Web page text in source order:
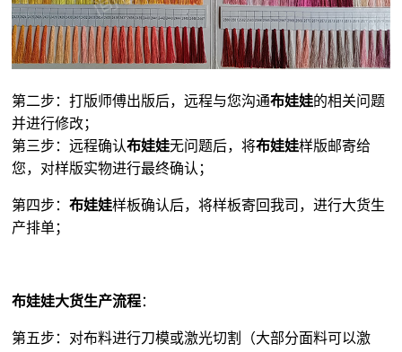
第二步：打版师傅出版后，远程与您沟通布娃娃的相关问题
并进行修改；
第三步：远程确认布娃娃无问题后，将布娃娃样版邮寄给
您，对样版实物进行最终确认；
第四步：布娃娃样板确认后，将样板寄回我司，进行大货生
产排单；
布娃娃大货生产流程：
第五步：对布料进行刀模或激光切割（大部分面料可以激